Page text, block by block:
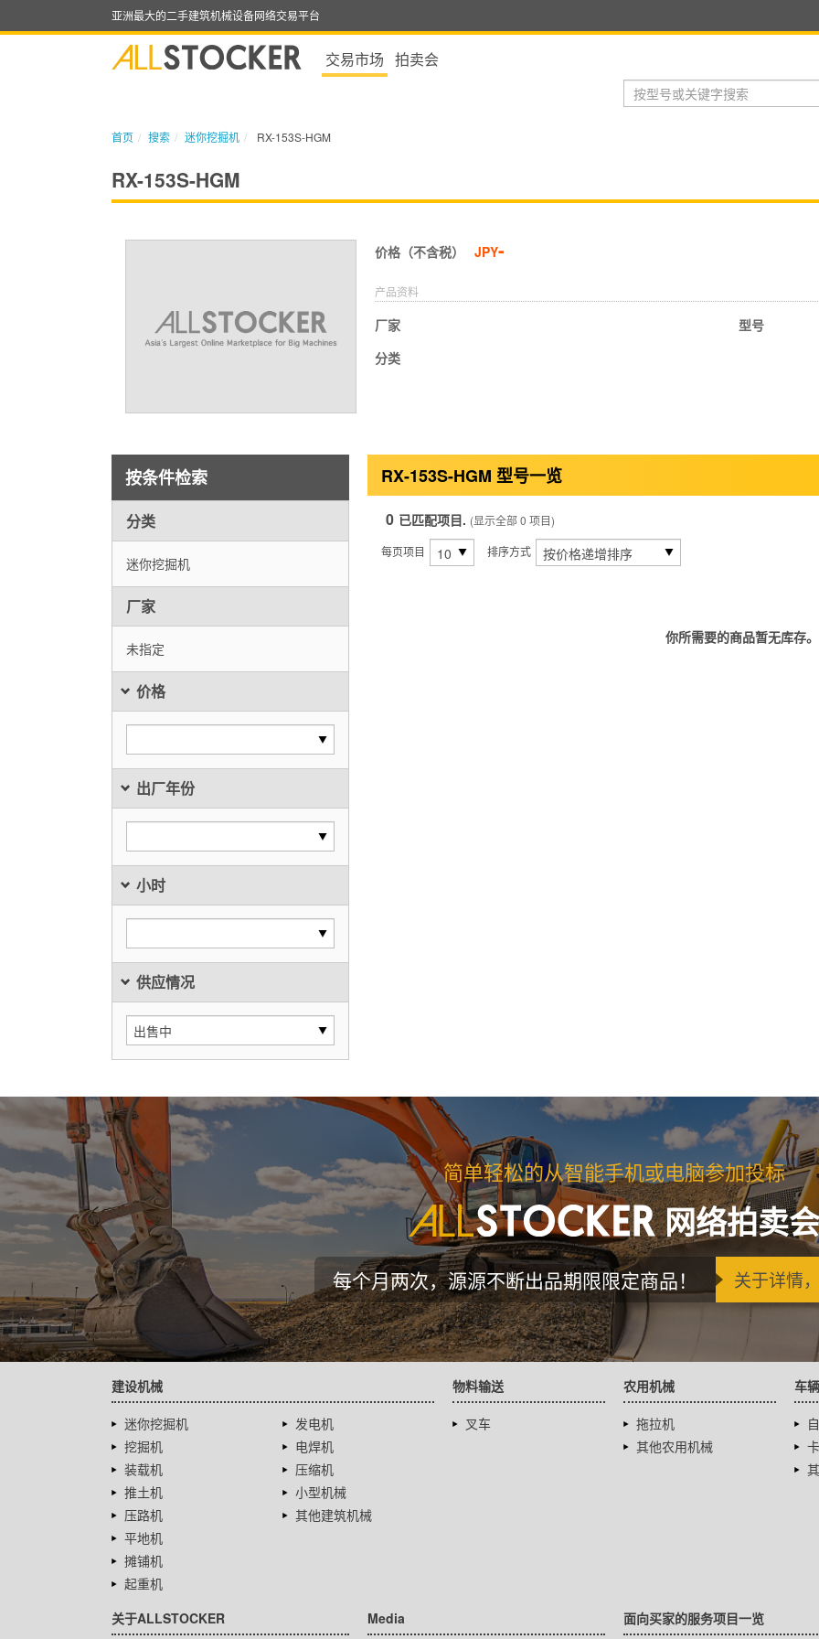
亚洲最大的二手建筑机械设备网络交易平台
交易市场 拍卖会
首页 搜索 迷你挖掘机 RX-153S-HGM
RX-153S-HGM
价格（不含税） JPY-
产品资料
厂家
分类
型号
按条件检索
分类
迷你挖掘机
厂家
未指定
价格
出厂年份
小时
供应情况
RX-153S-HGM 型号一览
0 已匹配项目. (显示全部 0 项目)
每页项目
排序方式
你所需要的商品暂无库存。
简单轻松的从智能手机或电脑参加投标
网络拍卖会
每个月两次，源源不断出品期限限定商品！ 关于详情
建设机械
迷你挖掘机
挖掘机
装载机
推土机
压路机
平地机
摊铺机
起重机
发电机
电焊机
压缩机
小型机械
其他建筑机械
物料输送
叉车
农用机械
拖拉机
其他农用机械
车辆
关于ALLSTOCKER Media 面向买家的服务项目一览